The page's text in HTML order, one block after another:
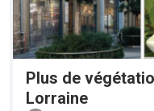
Plus de
Lorraine